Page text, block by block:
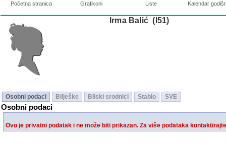
Početna stranica Grafikoni Liste Kalendar
Irma Balić ‎(I51)‎
Osobni podaci Bilješke Bliski srodnici Stablo SVE
Osobni podaci
Ovo je privatni podatak i ne može biti prikazan. Za više podataka